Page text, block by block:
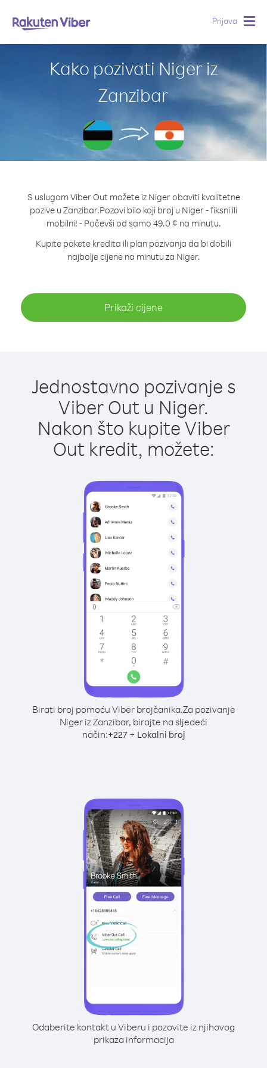
Prijava
Kako pozivati Niger iz
Zanzibar
S uslugom Viber Out možete iz Niger obaviti kvalitetne
pozive u Zanzibar.Pozovi bilo koji broj u Niger - fiksni ili
mobilni! - Počevši od samo 49.0 ¢ na minutu.
Kupite pakete kredita ili plan pozivanja da bi dobili
najbolje cijene na minutu za Niger.
Prikaži cijene
Jednostavno pozivanje s
Viber Out u Niger.
Nakon što kupite Viber
Out kredit, možete:
Birati broj pomoću Viber brojčanika.Za pozivanje
Niger iz Zanzibar, birajte na sljedeći
način:+227+ Lokalni broj
Odaberite kontakt u Viberu i pozovite iz njihovog
prikaza informacija